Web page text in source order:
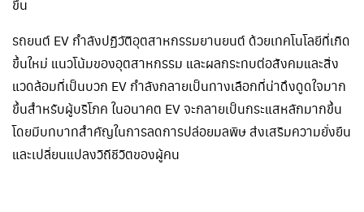
ขึ้น
รถยนต์ EV กำลังปฏิวัติอุตสาหกรรมยานยนต์ ด้วยเทคโนโลยีที่เกิด
ขึ้นใหม่ แนวโน้มของอุตสาหกรรม และผลกระทบต่อสังคมและสิ่ง
แวดล้อมที่เป็นบวก EV กำลังกลายเป็นทางเลือกที่น่าดึงดูดใจมาก
ขึ้นสำหรับผู้บริโภค ในอนาคต EV จะกลายเป็นกระแสหลักมากขึ้น
โดยมีบทบาทสำคัญในการลดการปล่อยมลพิษ ส่งเสริมความยั่งยืน
และเปลี่ยนแปลงวิถีชีวิตของผู้คน